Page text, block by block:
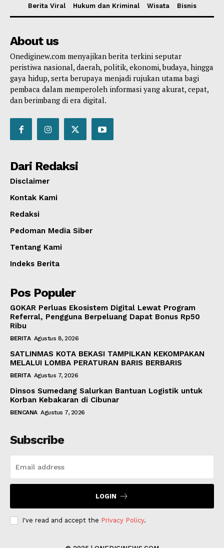
Berita Viral
Hukum dan Kriminal Wisata Bisnis
About us
Onediginew.com menyajikan berita terkini seputar
peristiwa nasional, daerah, politik, ekonomi, budaya, hingga
gaya hidup, serta berupaya menjadi rujukan utama bagi
pembaca dalam memperoleh informasi yang akurat, cepat,
dan berimbang di era digital.
Dari Redaksi
Disclaimer
Kontak Kami
Redaksi
Pedoman Media Siber
Tentang Kami
Indeks Berita
Pos Populer
GOKAR Perluas Ekosistem Digital Lewat Program
Referral, Pengguna Berpeluang Dapat Bonus Rp50
Ribu
BERITA Agustus 8, 2026
SATLINMAS KOTA BEKASI TAMPILKAN KEKOMPAKAN
MELALUI LOMBA PERATURAN BARIS BERBARIS
BERITA Agustus 7, 2026
Dinsos Sumedang Salurkan Bantuan Logistik untuk
Korban Kebakaran di Cibunar
BENCANA Agustus 7, 2026
Subscribe
LOGIN
I've read and accept the Privacy Policy.